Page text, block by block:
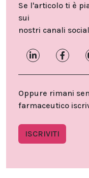
Se l'articolo ti è
sui
nostri canali
Oppure rimani
farmaceutico
ISCRIVITI